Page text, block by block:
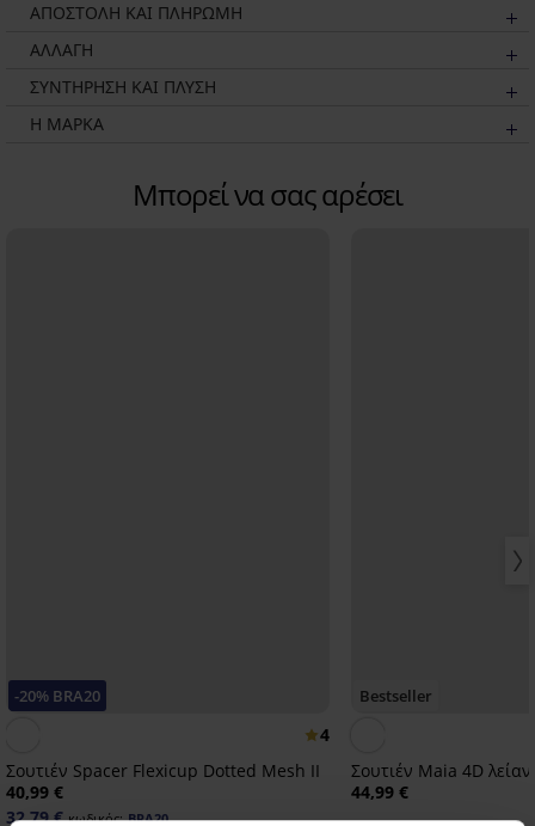
ΑΠΟΣΤΟΛΗ ΚΑΙ ΠΛΗΡΩΜΗ
ΑΛΛΑΓΗ
ΣΥΝΤΗΡΗΣΗ ΚΑΙ ΠΛΥΣΗ
Η ΜΆΡΚΑ
Μπορεί να σας αρέσει
-20% BRA20
4
Σουτιέν Spacer Flexicup Dotted Mesh II
40,99 €
32,79 € κωδικός: BRA20
Bestseller
Σουτιέν Maia 4D
44,99 €